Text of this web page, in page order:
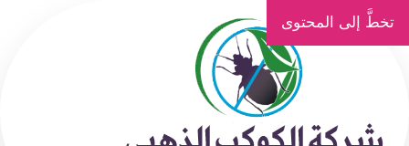
تخطَّ إلى المحتوى